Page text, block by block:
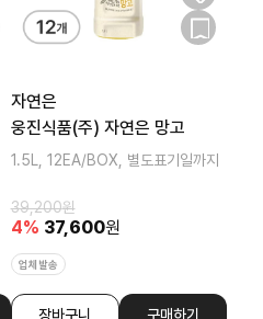
자연은
웅진식품(주) 자연은 망고
1.5L, 12EA/BOX, 별도표기일까지
39,200원
4% 37,600원
업체발송
장바구니 구매하기